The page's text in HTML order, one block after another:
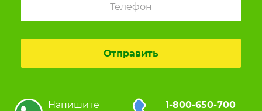
Напишите
1-800-650-700